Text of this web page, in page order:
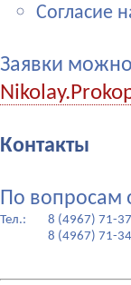
Согласие
Заявки
Контакты
По вопросам
Тел.:
8 (4967) 71-
8 (4967) 71-